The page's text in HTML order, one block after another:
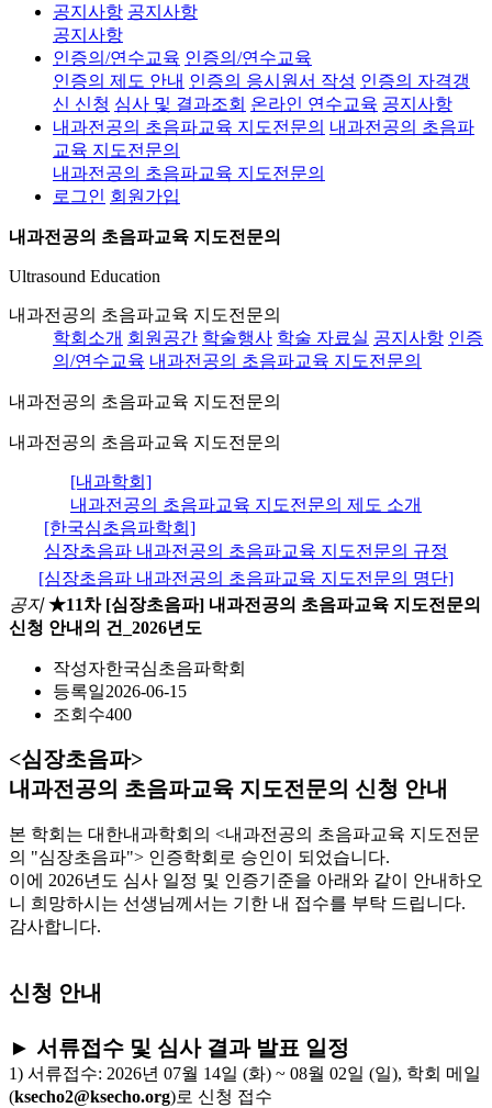
공지사항 공지사항
공지사항
인증의/연수교육 인증의/연수교육
인증의 제도 안내 인증의 응시원서 작성 인증의 자격갱
신 신청 심사 및 결과조회 온라인 연수교육 공지사항
내과전공의 초음파교육 지도전문의 내과전공의 초음파
교육 지도전문의
내과전공의 초음파교육 지도전문의
로그인 회원가입
내과전공의 초음파교육 지도전문의
Ultrasound Education
내과전공의 초음파교육 지도전문의
학회소개 회원공간 학술행사 학술 자료실 공지사항 인증
의/연수교육 내과전공의 초음파교육 지도전문의
내과전공의 초음파교육 지도전문의
내과전공의 초음파교육 지도전문의
[내과학회]
내과전공의 초음파교육 지도전문의 제도 소개
[한국심초음파학회]
심장초음파 내과전공의 초음파교육 지도전문의 규정
[심장초음파 내과전공의 초음파교육 지도전문의 명단]
공지 ★11차 [심장초음파] 내과전공의 초음파교육 지도전문의
신청 안내의 건_2026년도
작성자한국심초음파학회
등록일2026-06-15
조회수400
<심장초음파>
내과전공의 초음파교육 지도전문의 신청 안내
본 학회는 대한내과학회의 <내과전공의 초음파교육 지도전문
의 "심장초음파"> 인증학회로 승인이 되었습니다.
이에 2026년도 심사 일정 및 인증기준을 아래와 같이 안내하오
니 희망하시는 선생님께서는 기한 내 접수를 부탁 드립니다.
감사합니다.
신청 안내
► 서류접수 및 심사 결과 발표 일정
1) 서류접수: 2026년 07월 14일 (화) ~ 08월 02일 (일), 학회 메일
(ksecho2@ksecho.org)로 신청 접수